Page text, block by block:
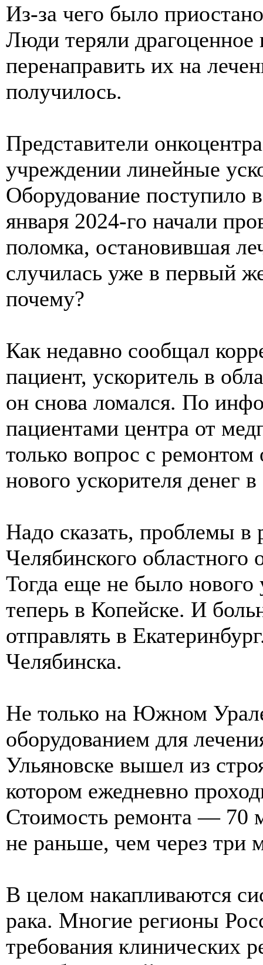
Из-за чего было
Люди теряли драгоценное
перенаправить их на
получилось.
Представители
учреждении линейные
Оборудование поступило
января 2024-го начали
поломка, остановившая
случилась уже в первый
почему?
Как недавно сообщал
пациент, ускоритель в
он снова ломался. По
пациентами центра от
только вопрос с
нового ускорителя денег
Надо сказать, проблемы в
Челябинского областного
Тогда еще не было нового
теперь в Копейске. И
отправлять в
Челябинска.
Не только на Южном
оборудованием для
Ульяновске вышел из
котором ежедневно
Стоимость ремонта — 70
не раньше, чем через три
В целом накапливаются
рака. Многие регионы
требования клинических